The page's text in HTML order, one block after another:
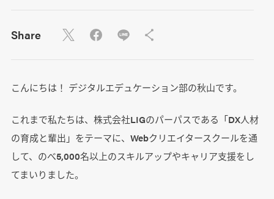
Share
こんにちは！ デジタルエデュケーション部の秋山です。
これまで私たちは、株式会社LIGのパーパスである「DX人材
の育成と輩出」をテーマに、Webクリエイタースクールを通
して、のべ5,000名以上のスキルアップやキャリア支援をし
てまいりました。